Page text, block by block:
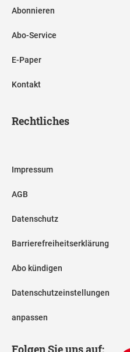
Abonnieren
Abo-Service
E-Paper
Kontakt
Rechtliches
Impressum
AGB
Datenschutz
Barrierefreiheitserklärung
Abo kündigen
Datenschutzeinstellungen
anpassen